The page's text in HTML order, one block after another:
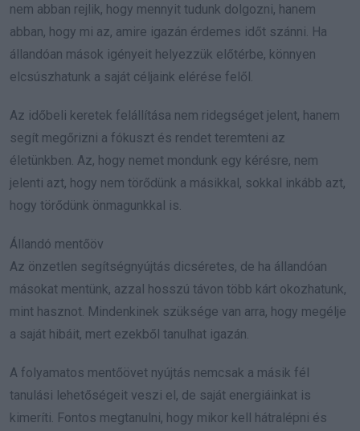
nem abban rejlik, hogy mennyit tudunk dolgozni, hanem
abban, hogy mi az, amire igazán érdemes időt szánni. Ha
állandóan mások igényeit helyezzük előtérbe, könnyen
elcsúszhatunk a saját céljaink elérése felől.
Az időbeli keretek felállítása nem ridegséget jelent, hanem
segít megőrizni a fókuszt és rendet teremteni az
életünkben. Az, hogy nemet mondunk egy kérésre, nem
jelenti azt, hogy nem törődünk a másikkal, sokkal inkább azt,
hogy törődünk önmagunkkal is.
Állandó mentőöv
Az önzetlen segítségnyújtás dicséretes, de ha állandóan
másokat mentünk, azzal hosszú távon több kárt okozhatunk,
mint hasznot. Mindenkinek szüksége van arra, hogy megélje
a saját hibáit, mert ezekből tanulhat igazán.
A folyamatos mentőövet nyújtás nemcsak a másik fél
tanulási lehetőségeit veszi el, de saját energiáinkat is
kimeríti. Fontos megtanulni, hogy mikor kell hátralépni és